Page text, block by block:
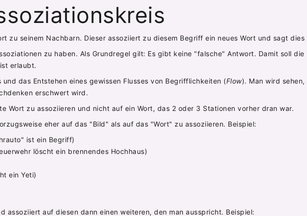
zu seinem Nachbarn. Dieser assoziiert zu diesem Begriff ein neues Wort und sagt
zu haben. Als Grundregel gilt: Es gibt keine "falsche" Antwort. Damit soll
erlaubt.
das Entstehen eines gewissen Flusses von Begrifflichkeiten (Flow). Man wird
erschwert wird.
Wort zu assoziieren und nicht auf ein Wort, das 2 oder 3 Stationen vorher dran war.
eher auf das "Bild" als auf das "Wort" zu assoziieren. Beispiel:
ist ein Begriff)
löscht ein brennendes Hochhaus)
ein Yeti)
assoziiert auf diesen dann einen weiteren, den man ausspricht. Beispiel: